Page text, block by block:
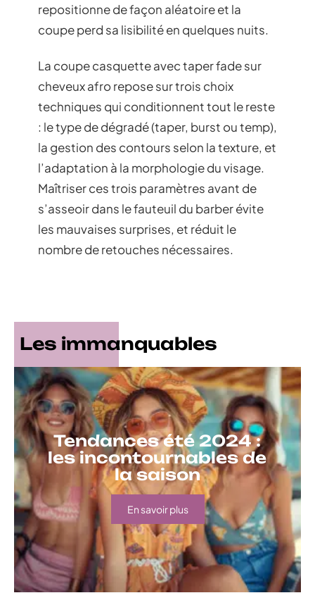
repositionne de façon aléatoire et la
coupe perd sa lisibilité en quelques nuits.
La coupe casquette avec taper fade sur
cheveux afro repose sur trois choix
techniques qui conditionnent tout le reste
: le type de dégradé (taper, burst ou temp),
la gestion des contours selon la texture, et
l’adaptation à la morphologie du visage.
Maîtriser ces trois paramètres avant de
s’asseoir dans le fauteuil du barber évite
les mauvaises surprises, et réduit le
nombre de retouches nécessaires.
Les immanquables
Tendances été 2024 :
les incontournables de
la saison
En savoir plus